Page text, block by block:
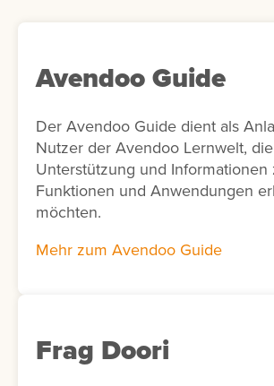
Avendoo Guide
Der Avendoo Guide dient als
Nutzer der Avendoo Lernwelt, die
Unterstützung und Informationen
Funktionen und Anwendungen
möchten.
Mehr zum Avendoo Guide
Frag Doori